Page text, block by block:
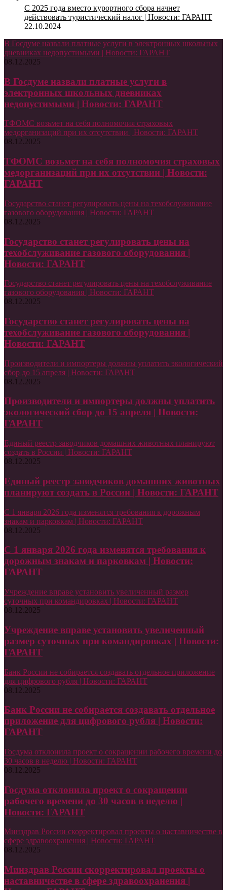
С 2025 года вместо курортного сбора начнет
действовать туристический налог | Новости: ГАРАНТ
22.10.2024
В Госдуме назвали платные услуги в электронных школьных
дневниках недопустимыми | Новости: ГАРАНТ
08.12.2025
В Госдуме назвали платные услуги в
электронных школьных дневниках
недопустимыми | Новости: ГАРАНТ
ТФОМС возьмет на себя полномочия страховых
медорганизаций при их отсутствии | Новости: ГАРАНТ
08.12.2025
ТФОМС возьмет на себя полномочия страховых
медорганизаций при их отсутствии | Новости:
ГАРАНТ
Государство станет регулировать цены на техобслуживание
газового оборудования | Новости: ГАРАНТ
08.12.2025
Государство станет регулировать цены на
техобслуживание газового оборудования |
Новости: ГАРАНТ
Государство станет регулировать цены на техобслуживание
газового оборудования | Новости: ГАРАНТ
08.12.2025
Государство станет регулировать цены на
техобслуживание газового оборудования |
Новости: ГАРАНТ
Производители и импортеры должны уплатить экологический
сбор до 15 апреля | Новости: ГАРАНТ
08.12.2025
Производители и импортеры должны уплатить
экологический сбор до 15 апреля | Новости:
ГАРАНТ
Единый реестр заводчиков домашних животных планируют
создать в России | Новости: ГАРАНТ
08.12.2025
Единый реестр заводчиков домашних животных
планируют создать в России | Новости: ГАРАНТ
С 1 января 2026 года изменятся требования к дорожным
знакам и парковкам | Новости: ГАРАНТ
08.12.2025
С 1 января 2026 года изменятся требования к
дорожным знакам и парковкам | Новости:
ГАРАНТ
Учреждение вправе установить увеличенный размер
суточных при командировках | Новости: ГАРАНТ
08.12.2025
Учреждение вправе установить увеличенный
размер суточных при командировках | Новости:
ГАРАНТ
Банк России не собирается создавать отдельное приложение
для цифрового рубля | Новости: ГАРАНТ
08.12.2025
Банк России не собирается создавать отдельное
приложение для цифрового рубля | Новости:
ГАРАНТ
Госдума отклонила проект о сокращении рабочего времени до
30 часов в неделю | Новости: ГАРАНТ
08.12.2025
Госдума отклонила проект о сокращении
рабочего времени до 30 часов в неделю |
Новости: ГАРАНТ
Минздрав России скорректировал проекты о наставничестве в
сфере здравоохранения | Новости: ГАРАНТ
08.12.2025
Минздрав России скорректировал проекты о
наставничестве в сфере здравоохранения |